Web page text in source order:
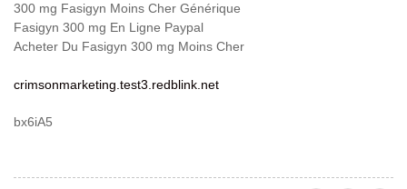
300 mg Fasigyn Moins Cher Générique
Fasigyn 300 mg En Ligne Paypal
Acheter Du Fasigyn 300 mg Moins Cher
crimsonmarketing.test3.redblink.net
bx6iA5